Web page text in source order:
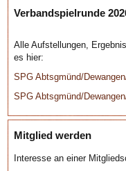
Verbandspielrunde
Alle Aufstellungen,
es hier:
SPG Abtsgmünd/
SPG Abtsgmünd/
Mitglied werden
Interesse an einer